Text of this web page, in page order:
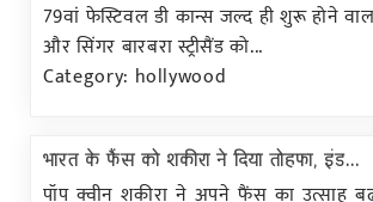
79वां फेस्टिवल डी कान्स जल्द ही शुरू होने
और सिंगर बारबरा स्ट्रीसैंड को...
Category: hollywood
भारत के फैंस को शकीरा ने दिया तोहफा, इंड...